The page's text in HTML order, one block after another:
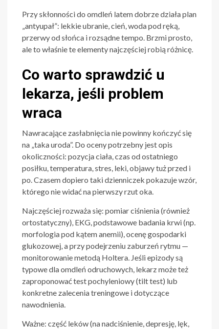
Przy skłonności do omdleń latem dobrze działa plan
„antyupał”: lekkie ubranie, cień, woda pod ręką,
przerwy od słońca i rozsądne tempo. Brzmi prosto,
ale to właśnie te elementy najczęściej robią różnicę.
Co warto sprawdzić u
lekarza, jeśli problem
wraca
Nawracające zasłabnięcia nie powinny kończyć się
na „taka uroda”. Do oceny potrzebny jest opis
okoliczności: pozycja ciała, czas od ostatniego
posiłku, temperatura, stres, leki, objawy tuż przed i
po. Czasem dopiero taki dzienniczek pokazuje wzór,
którego nie widać na pierwszy rzut oka.
Najczęściej rozważa się: pomiar ciśnienia (również
ortostatyczny), EKG, podstawowe badania krwi (np.
morfologia pod kątem anemii), ocenę gospodarki
glukozowej, a przy podejrzeniu zaburzeń rytmu —
monitorowanie metodą Holtera. Jeśli epizody są
typowe dla omdleń odruchowych, lekarz może też
zaproponować test pochyleniowy (tilt test) lub
konkretne zalecenia treningowe i dotyczące
nawodnienia.
Ważne: część leków (na nadciśnienie, depresję, lęk,